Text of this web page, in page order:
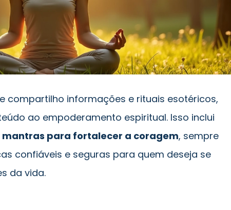
compartilho informações e rituais esotéricos,
ao empoderamento espiritual. Isso inclui
mantras para fortalecer a coragem, sempre
confiáveis e seguras para quem deseja se
da vida.